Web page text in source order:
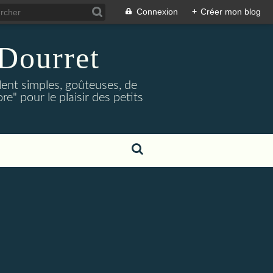
Connexion + Créer mon blog
simples, goûteuses, de
pour le plaisir des petits